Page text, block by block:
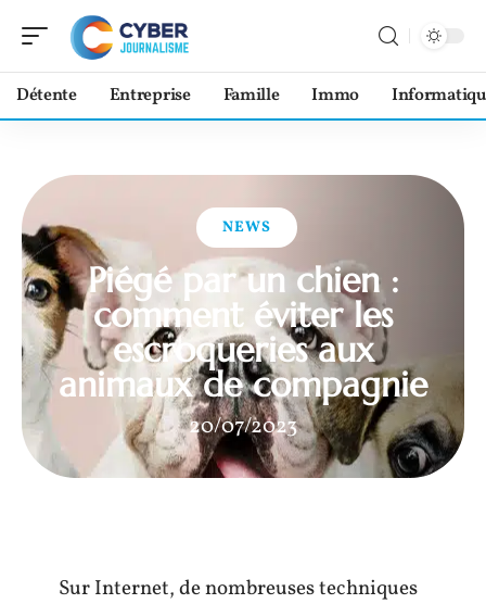
Détente Entreprise Famille Immo
NEWS
Piégé par un chien :
comment éviter les
escroqueries aux
animaux de compagnie
20/07/2023
Sur Internet, de nombreuses techniques